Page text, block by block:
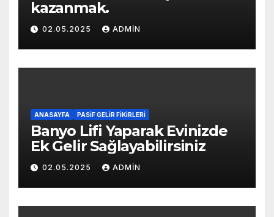
kazanmak.
02.05.2025 ADMIN
ANASAYFA PASIF GELIR FIKIRLERI
Banyo Lifi Yaparak Evinizde
Ek Gelir Sağlayabilirsiniz
02.05.2025 ADMIN